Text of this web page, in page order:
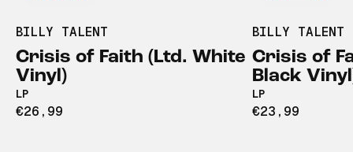
BILLY TALENT
Crisis of Faith (Ltd. White
Vinyl)
LP
€26,99
BILLY TALENT
Crisis of
Black
LP
€23,99